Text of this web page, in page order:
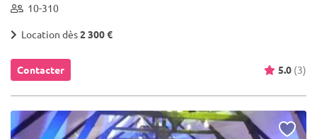
10-310
Location dès2 300 €
Contacter 5.0 (3)